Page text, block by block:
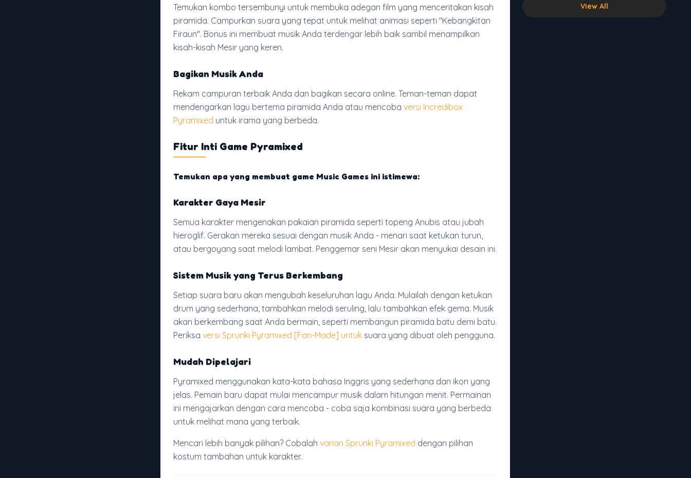
Temukan kombo tersembunyi untuk membuka adegan film yang menceritakan kisah
piramida. Campurkan suara yang tepat untuk melihat animasi seperti "Kebangkitan
Firaun". Bonus ini membuat musik Anda terdengar lebih baik sambil menampilkan
kisah-kisah Mesir yang keren.
Bagikan Musik Anda
Rekam campuran terbaik Anda dan bagikan secara online. Teman-teman dapat
mendengarkan lagu bertema piramida Anda atau mencoba versi Incredibox
Pyramixed untuk irama yang berbeda.
Fitur Inti Game Pyramixed
Temukan apa yang membuat game Music Games ini istimewa:
Karakter Gaya Mesir
Semua karakter mengenakan pakaian piramida seperti topeng Anubis atau jubah
hieroglif. Gerakan mereka sesuai dengan musik Anda - menari saat ketukan turun,
atau bergoyang saat melodi lambat. Penggemar seni Mesir akan menyukai desain ini.
Sistem Musik yang Terus Berkembang
Setiap suara baru akan mengubah keseluruhan lagu Anda. Mulailah dengan ketukan
drum yang sederhana, tambahkan melodi seruling, lalu tambahkan efek gema. Musik
akan berkembang saat Anda bermain, seperti membangun piramida batu demi batu.
Periksa versi Sprunki Pyramixed [Fan-Made] untuk suara yang dibuat oleh pengguna.
Mudah Dipelajari
Pyramixed menggunakan kata-kata bahasa Inggris yang sederhana dan ikon yang
jelas. Pemain baru dapat mulai mencampur musik dalam hitungan menit. Permainan
ini mengajarkan dengan cara mencoba - coba saja kombinasi suara yang berbeda
untuk melihat mana yang terbaik.
Mencari lebih banyak pilihan? Cobalah varian Sprunki Pyramixed dengan pilihan
kostum tambahan untuk karakter.
View All